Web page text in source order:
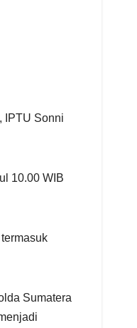
IPTU Sonni
10.00 WIB
Sumatera